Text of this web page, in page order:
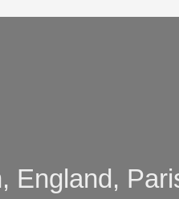
England,